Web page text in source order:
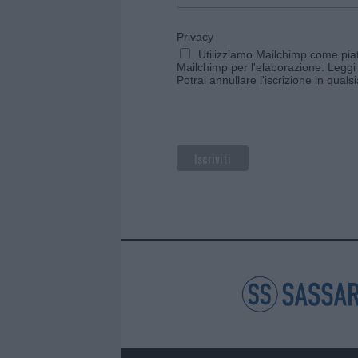
Privacy
Utilizziamo Mailchimp come
Mailchimp per l'elaborazione.
Potrai annullare l'iscrizione in